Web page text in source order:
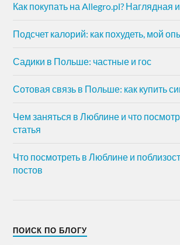
Как покупать на Allegro.pl? Наглядная
Подсчет калорий: как похудеть, мой
Садики в Польше: частные и гос
Сотовая связь в Польше: как купить
Чем заняться в Люблине и что
статья
Что посмотреть в Люблине и
постов
ПОИСК ПО БЛОГУ